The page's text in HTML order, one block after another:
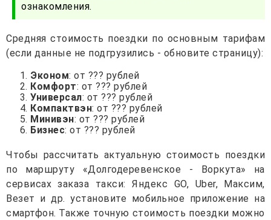
ознакомления.
Средняя стоимость поездки по основным тарифам
(если данные не подгрузились - обновите страницу):
Эконом: от ??? рублей
Комфорт: от ??? рублей
Универсал: от ??? рублей
Компактвэн: от ??? рублей
Минивэн: от ??? рублей
Бизнес: от ??? рублей
Чтобы рассчитать актуальную стоимость поездки
по маршруту «Долгодеревенское - Воркута» на
сервисах заказа такси: Яндекс GO, Uber, Максим,
Везет и др. установите мобильное приложение на
смартфон. Также точную стоимость поездки можно